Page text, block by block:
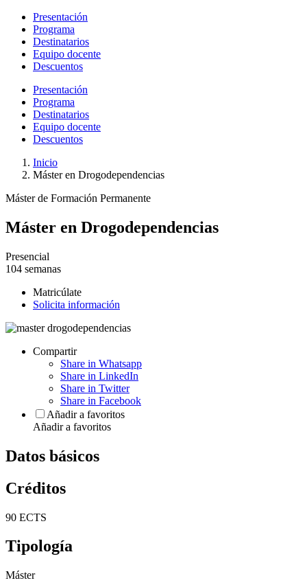
Presentación
Programa
Destinatarios
Equipo docente
Descuentos
Presentación
Programa
Destinatarios
Equipo docente
Descuentos
Inicio
Máster en Drogodependencias
Máster de Formación Permanente
Máster en Drogodependencias
Presencial
104 semanas
Matricúlate
Solicita información
Compartir
Share in Whatsapp
Share in LinkedIn
Share in Twitter
Share in Facebook
Añadir a favoritos
Añadir a favoritos
Datos básicos
Créditos
90 ECTS
Tipología
Máster